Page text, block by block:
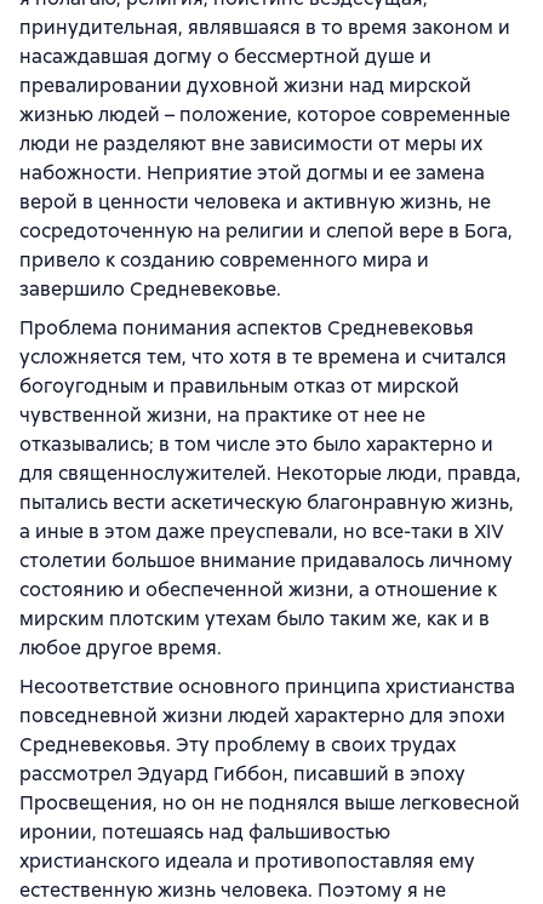
принудительная, являвшаяся в то время законом и
насаждавшая догму о бессмертной душе и
превалировании духовной жизни над мирской
жизнью людей – положение, которое современные
люди не разделяют вне зависимости от меры их
набожности. Неприятие этой догмы и ее замена
верой в ценности человека и активную жизнь, не
сосредоточенную на религии и слепой вере в Бога,
привело к созданию современного мира и
завершило Средневековье.
Проблема понимания аспектов Средневековья
усложняется тем, что хотя в те времена и считался
богоугодным и правильным отказ от мирской
чувственной жизни, на практике от нее не
отказывались; в том числе это было характерно и
для священнослужителей. Некоторые люди, правда,
пытались вести аскетическую благонравную жизнь,
а иные в этом даже преуспевали, но все-таки в XIV
столетии большое внимание придавалось личному
состоянию и обеспеченной жизни, а отношение к
мирским плотским утехам было таким же, как и в
любое другое время.
Несоответствие основного принципа христианства
повседневной жизни людей характерно для эпохи
Средневековья. Эту проблему в своих трудах
рассмотрел Эдуард Гиббон, писавший в эпоху
Просвещения, но он не поднялся выше легковесной
иронии, потешаясь над фальшивостью
христианского идеала и противопоставляя ему
естественную жизнь человека. Поэтому я не